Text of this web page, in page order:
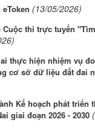
(13/05/2026)
Cuộc thi trực tuyến
thực hiện nhiệm vụ
cơ sở dữ liệu đất đai
Kế hoạch phát triển
giai đoạn 2026 - 2030